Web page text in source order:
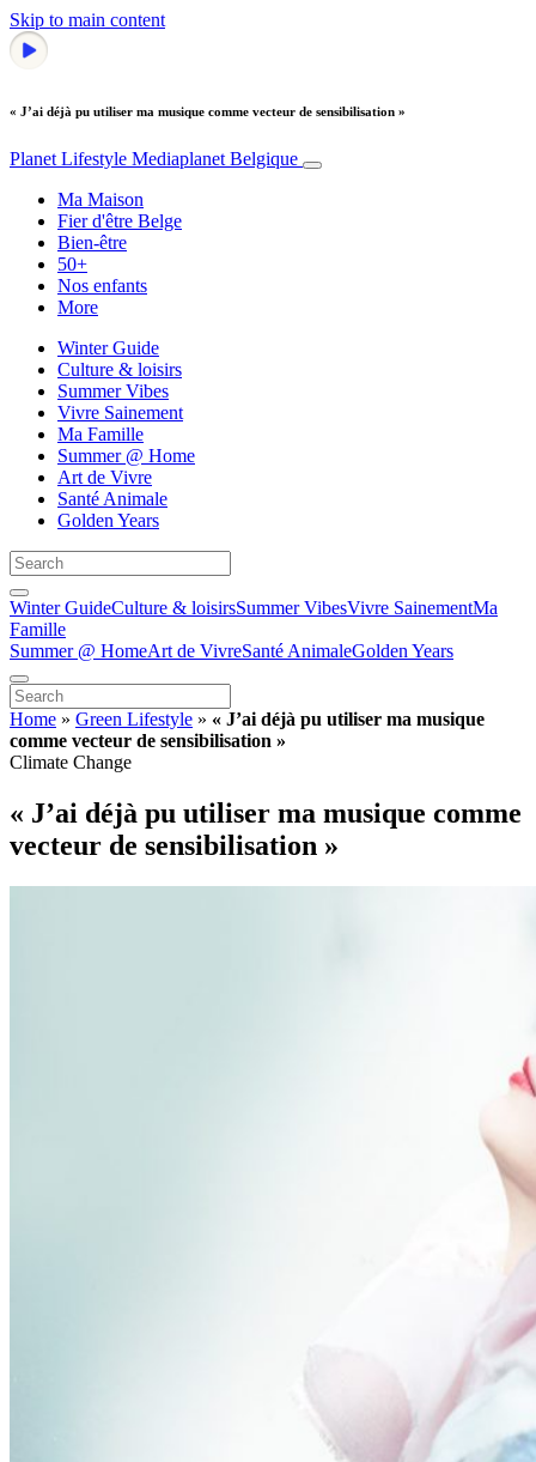
Skip to main content
« J’ai déjà pu utiliser ma musique comme vecteur de sensibilisation »
Planet Lifestyle Mediaplanet Belgique
Ma Maison
Fier d'être Belge
Bien-être
50+
Nos enfants
More
Winter Guide
Culture & loisirs
Summer Vibes
Vivre Sainement
Ma Famille
Summer @ Home
Art de Vivre
Santé Animale
Golden Years
Winter GuideCulture & loisirsSummer VibesVivre SainementMa
Famille
Summer @ HomeArt de VivreSanté AnimaleGolden Years
Home » Green Lifestyle » « J’ai déjà pu utiliser ma musique
comme vecteur de sensibilisation »
Climate Change
« J’ai déjà pu utiliser ma musique comme
vecteur de sensibilisation »